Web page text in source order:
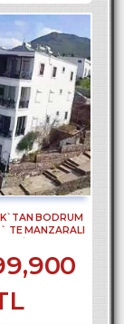
BODRUM
TE MANZARALI